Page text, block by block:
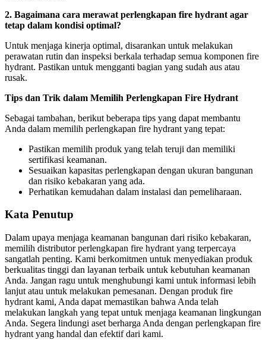
2. Bagaimana cara merawat perlengkapan fire hydrant agar
tetap dalam kondisi optimal?
Untuk menjaga kinerja optimal, disarankan untuk melakukan
perawatan rutin dan inspeksi berkala terhadap semua komponen fire
hydrant. Pastikan untuk mengganti bagian yang sudah aus atau
rusak.
Tips dan Trik dalam Memilih Perlengkapan Fire Hydrant
Sebagai tambahan, berikut beberapa tips yang dapat membantu
Anda dalam memilih perlengkapan fire hydrant yang tepat:
Pastikan memilih produk yang telah teruji dan memiliki
sertifikasi keamanan.
Sesuaikan kapasitas perlengkapan dengan ukuran bangunan
dan risiko kebakaran yang ada.
Perhatikan kemudahan dalam instalasi dan pemeliharaan.
Kata Penutup
Dalam upaya menjaga keamanan bangunan dari risiko kebakaran,
memilih distributor perlengkapan fire hydrant yang terpercaya
sangatlah penting. Kami berkomitmen untuk menyediakan produk
berkualitas tinggi dan layanan terbaik untuk kebutuhan keamanan
Anda. Jangan ragu untuk menghubungi kami untuk informasi lebih
lanjut atau untuk melakukan pemesanan. Dengan produk fire
hydrant kami, Anda dapat memastikan bahwa Anda telah
melakukan langkah yang tepat untuk menjaga keamanan lingkungan
Anda. Segera lindungi aset berharga Anda dengan perlengkapan fire
hydrant yang handal dan efektif dari kami.